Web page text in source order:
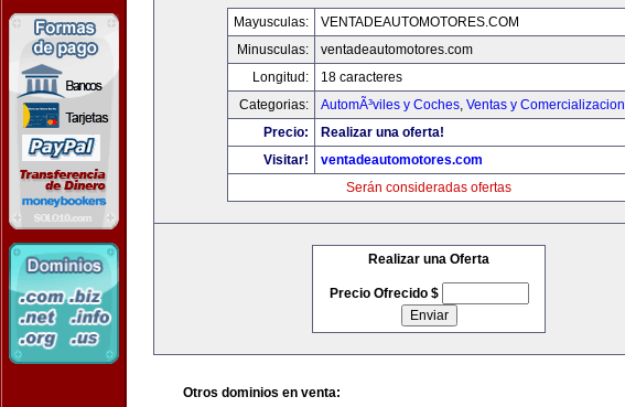
Mayusculas:
VENTADEAUTOMOTORES.COM
Minusculas:
ventadeautomotores.com
Longitud:
18 caracteres
Categorias:
AutomÃ³viles y Coches, Ventas y Comercializacion
Precio:
Realizar una oferta!
Visitar!
ventadeautomotores.com
Serán consideradas ofertas
Realizar una Oferta
Precio Ofrecido $
Otros dominios en venta: